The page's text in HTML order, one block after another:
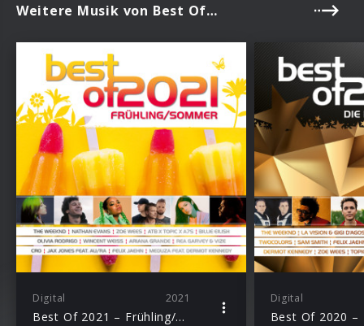
Weitere Musik von Best Of…
Digital 2021
Best Of 2021 – Frühling/Sommer
Digital